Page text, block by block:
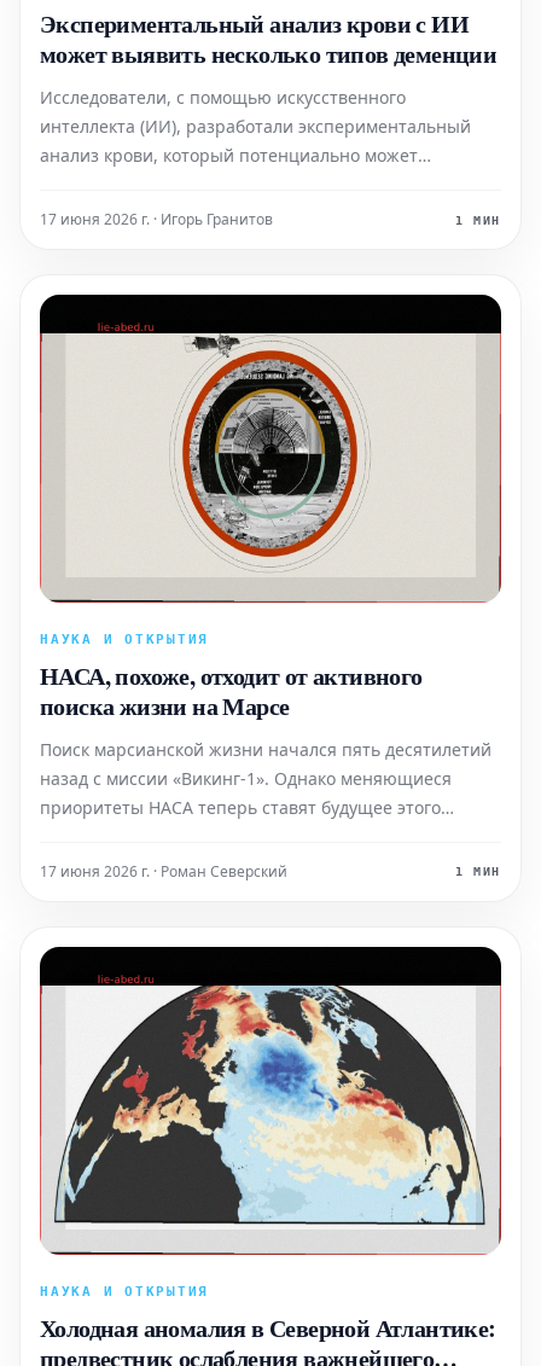
Экспериментальный анализ крови с ИИ
может выявить несколько типов деменции
Исследователи, с помощью искусственного
интеллекта (ИИ), разработали экспериментальный
анализ крови, который потенциально может
перекрывающихся типов деменции.
17 июня 2026 г. · Игорь Гранитов 1 МИН
НАУКА И ОТКРЫТИЯ
НАСА, похоже, отходит от активного
поиска жизни на Марсе
Поиск марсианской жизни начался пять десятилетий
назад с миссии «Викинг-1». Однако меняющиеся
приоритеты НАСА теперь ставят будущее этого
17 июня 2026 г. · Роман Северский 1 МИН
НАУКА И ОТКРЫТИЯ
Холодная аномалия в Северной Атлантике:
предвестник ослабления важнейшего